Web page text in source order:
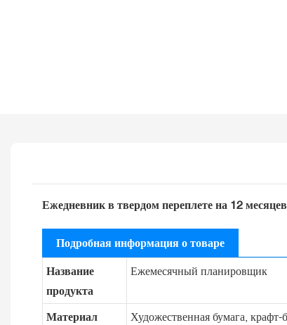
Ежедневник в твердом переплете на 12
Подробная информация о товаре
Название
продукта
Ежемесячный планировщик
Материал Художественная бумага, крафт-